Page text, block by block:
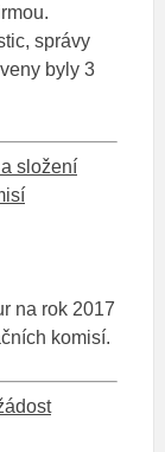
správy
byly 3
složení
na rok 2017
komisí.